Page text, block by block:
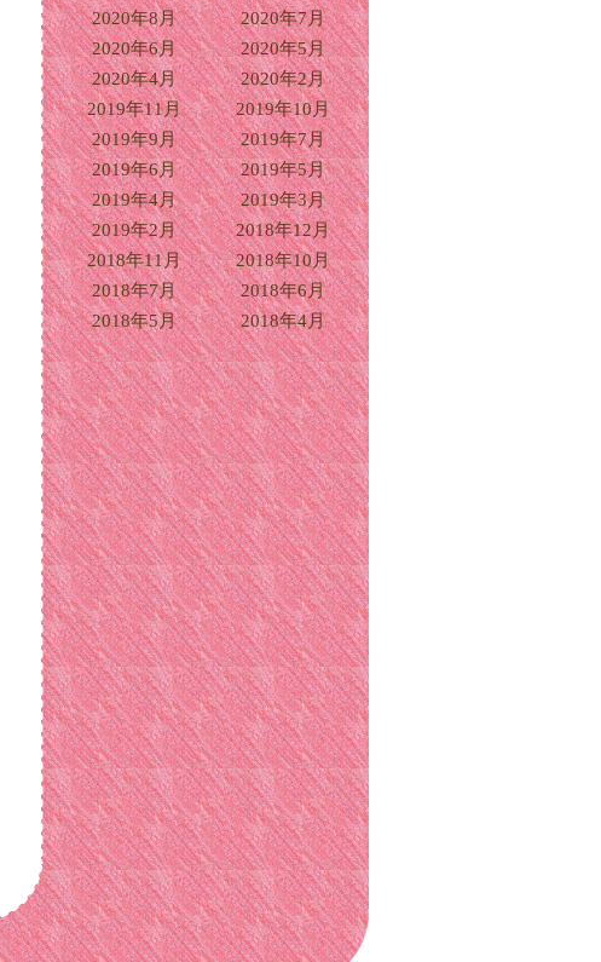
2020年8月
2020年7月
2020年6月
2020年5月
2020年4月
2020年2月
2019年11月
2019年10月
2019年9月
2019年7月
2019年6月
2019年5月
2019年4月
2019年3月
2019年2月
2018年12月
2018年11月
2018年10月
2018年7月
2018年6月
2018年5月
2018年4月